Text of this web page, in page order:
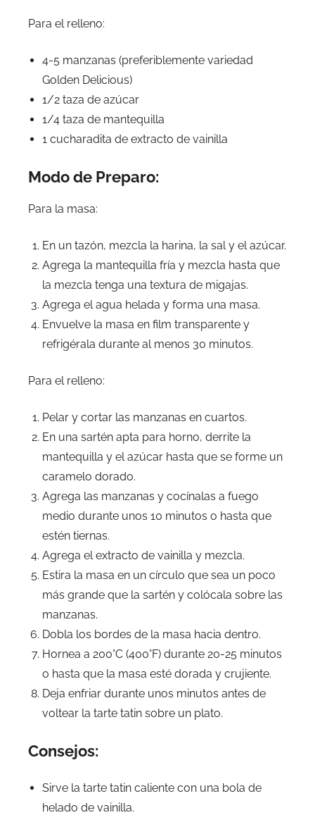
Para el relleno:
4-5 manzanas (preferiblemente variedad
Golden Delicious)
1/2 taza de azúcar
1/4 taza de mantequilla
1 cucharadita de extracto de vainilla
Modo de Preparo:
Para la masa:
En un tazón, mezcla la harina, la sal y el azúcar.
Agrega la mantequilla fría y mezcla hasta que
la mezcla tenga una textura de migajas.
Agrega el agua helada y forma una masa.
Envuelve la masa en film transparente y
refrigérala durante al menos 30 minutos.
Para el relleno:
Pelar y cortar las manzanas en cuartos.
En una sartén apta para horno, derrite la
mantequilla y el azúcar hasta que se forme un
caramelo dorado.
Agrega las manzanas y cocínalas a fuego
medio durante unos 10 minutos o hasta que
estén tiernas.
Agrega el extracto de vainilla y mezcla.
Estira la masa en un círculo que sea un poco
más grande que la sartén y colócala sobre las
manzanas.
Dobla los bordes de la masa hacia dentro.
Hornea a 200°C (400°F) durante 20-25 minutos
o hasta que la masa esté dorada y crujiente.
Deja enfriar durante unos minutos antes de
voltear la tarte tatin sobre un plato.
Consejos:
Sirve la tarte tatin caliente con una bola de
helado de vainilla.